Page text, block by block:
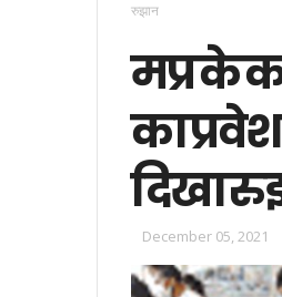
रुझान
मप्र के
का
दिखा
December 05, 2021